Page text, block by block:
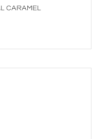
CARAMEL